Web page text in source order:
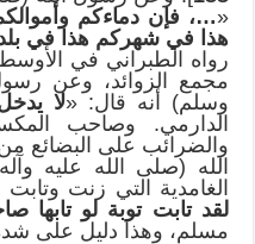
«…، فإن دماءكم
هذا في شهركم هذا في
رواه الطبراني في
مجمع الزوائد، وعن
وسلم) أنه قال: «لا
الدارمي. وصاحب
والضرائب على البضائع
الله (صلى الله عليه
الغامدية التي زنت
لقد تابت توبة لو
مسلم، وهذا دليل على